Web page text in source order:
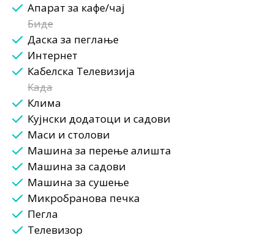
Апарат за кафе/чај
Биде
Даска за пеглање
Интернет
Кабелска Телевизија
Када
Клима
Кујнски додатоци и садови
Маси и столови
Машина за перење алишта
Машина за садови
Машина за сушење
Микробранова печка
Пегла
Телевизор